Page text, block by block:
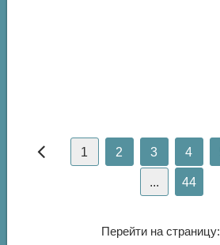
1 2 3 4
... 44
Перейти на страницу: